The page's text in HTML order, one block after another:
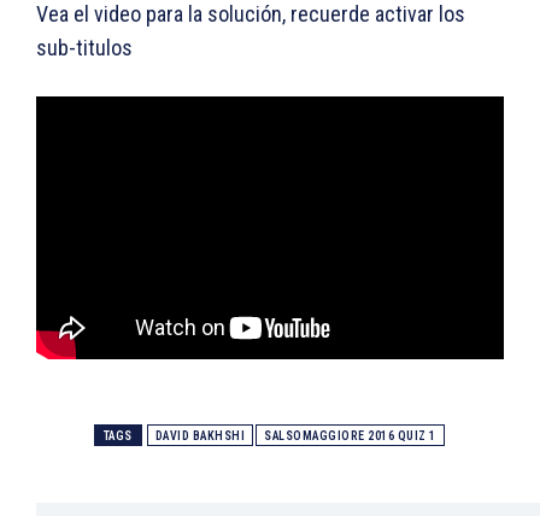
Vea el video para la solución, recuerde activar los
sub-titulos
TAGS DAVID BAKHSHI SALSOMAGGIORE 2016 QUIZ 1